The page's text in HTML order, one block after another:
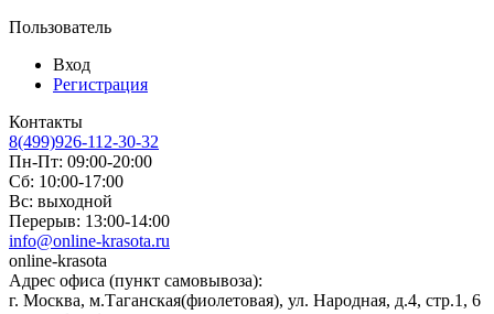
Пользователь
Вход
Регистрация
Контакты
8(499)926-112-30-32
Пн-Пт: 09:00-20:00
Сб: 10:00-17:00
Вс: выходной
Перерыв: 13:00-14:00
info@online-krasota.ru
online-krasota
Адрес офиса (пункт самовывоза):
г. Москва, м.Таганская(фиолетовая), ул. Народная, д.4, стр.1, 6